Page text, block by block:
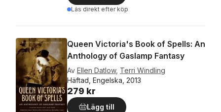
Läs direkt efter köp
Queen Victoria's Book of Spells: An
Anthology of Gaslamp Fantasy
Av Ellen Datlow, Terri Windling
Häftad, Engelska, 2013
279 kr
Lägg till